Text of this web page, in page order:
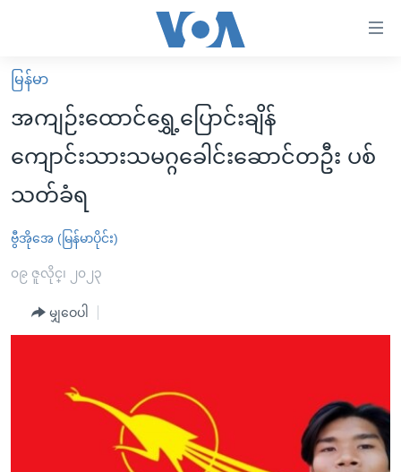
လွယ်ကူ
စေ
များ
ပင်မ
ကျော်
ကြည့်
မူလစာမျက်နှာ
မြန်မာ
ကမ္ဘာ့သတင်းများ
နိုင်ငံတကာ
အစ္စရေး-ပါလက်စတိုင်း
ဗွီဒီယို
အင်္ဂလိပ်စာလေ့လာမယ်
အမေရိကန်သုံးအီဒီယံ
ရုပ်ရှင်ထဲက အင်္ဂလိပ်စာ
သုတပဒေသာ အင်္ဂလိပ်စာ
အပတ်စဉ်ကဏ္ဍများ
ရေဒီယို/တီဗွီအစီအစဉ်
Learning English
မြန်မာ
အကျဉ်းထောင်ရွှေ့ပြောင်းချိန်
ကျောင်းသားသမဂ္ဂခေါင်းဆောင်တဦး ပစ်
သတ်ခံရ
ဗွီအိုအေ (မြန်မာပိုင်း)
၀၉ ဇူလိုင္၊ ၂၀၂၃
မျှဝေပါ